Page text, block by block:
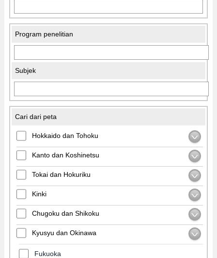
Program penelitian
Subjek
Cari dari peta
Hokkaido dan Tohoku
Kanto dan Koshinetsu
Tokai dan Hokuriku
Kinki
Chugoku dan Shikoku
Kyusyu dan Okinawa
Fukuoka